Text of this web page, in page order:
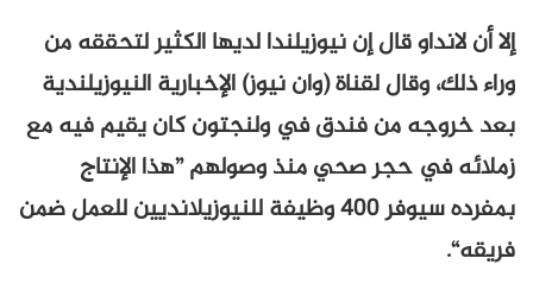
إلا أن لانداو قال إن نيوزيلندا لديها الكثير لتحققه من
وراء ذلك، وقال لقناة (وان نيوز) الإخبارية النيوزيلندية
بعد خروجه من فندق في ولنجتون كان يقيم فيه مع
زملائه في حجر صحي منذ وصولهم ”هذا الإنتاج
بمفرده سيوفر 400 وظيفة للنيوزيلانديين للعمل ضمن
فريقه“.